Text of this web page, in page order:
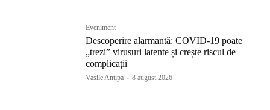
Eveniment
Descoperire alarmantă: COVID-19 poate
„trezi” virusuri latente și crește riscul de
complicații
Vasile Antipa - 8 august 2026